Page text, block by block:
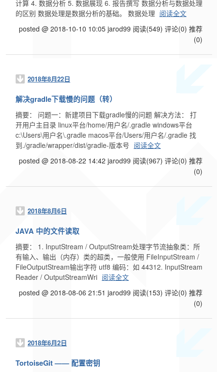
计算 4. 数据分析 5. 数据展现 6. 报告撰写 数据分析与数据处理
的区别 数据处理是数据分析的基础。 数据处理 阅读全文
posted @ 2018-10-10 10:05 jarod99 阅读(549) 评论(0) 推荐
(0)
2018年8月22日
解决gradle下载慢的问题（转）
摘要： 问题一：新建项目下载gradle慢的问题 解决方法： 打
开用户主目录 linux平台/home/用户名/.gradle windows平台
c:\Users\用户名\.gradle macos平台/Users/用户名/.gradle 找
到./gradle/wrapper/dist/gradle-版本号 阅读全文
posted @ 2018-08-22 14:42 jarod99 阅读(967) 评论(0) 推荐
(0)
2018年8月6日
JAVA 中的文件读取
摘要： 1. InputStream / OutputStream处理字节流抽象类：所
有输入、输出（内存）类的超类，一般使用 FileInputStream /
FileOutputStream输出字符 utf8 编码：如 44312. InputStream
Reader / OutputStreamWri 阅读全文
posted @ 2018-08-06 21:51 jarod99 阅读(153) 评论(0) 推荐
(0)
2018年6月2日
TortoiseGit —— 配置密钥